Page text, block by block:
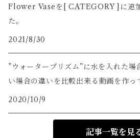
Flower Vaseを[ CATEGORY ]に追
た。
2021/8/30
”ウォータープリズム”に水を入れた場
い場合の違いを比較出来る動画を作っ
た。
2020/10/9
記事一覧を見